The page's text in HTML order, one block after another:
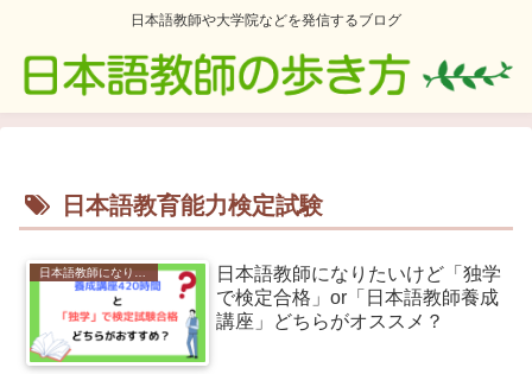
日本語教師や大学院などを発信するブログ
日本語教育能力検定試験
日本語教師になりたい
日本語教師になりたいけど「独学
で検定合格」or「日本語教師養成
講座」どちらがオススメ？